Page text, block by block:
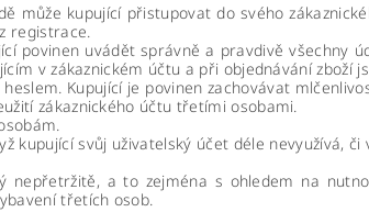
může kupující přistupovat do svého
registrace.
povinen uvádět správně a pravdivě všechny
v zákaznickém účtu a při objednávání zboží
Kupující je povinen zachovávat
zákaznického účtu třetími osobami.
kupující svůj uživatelský účet déle nevyužívá,
a to zejména s ohledem na
třetích osob.